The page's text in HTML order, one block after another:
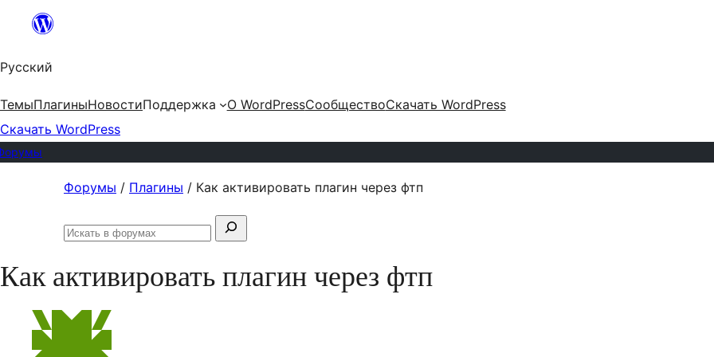
Перейти
содержимому
Русский
ТемыПлагиныНовостиПоддержка О WordPressСообществоСкачать WordPress
Скачать WordPress
содержимому
Форумы / Плагины / Как активировать плагин через фтп
Поиск:
Искать
Как активировать плагин через фтп